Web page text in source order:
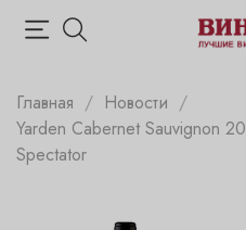
Главная
Новости
Yarden Cabernet Sauvignon
Spectator